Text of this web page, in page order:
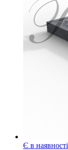
Є в наявності